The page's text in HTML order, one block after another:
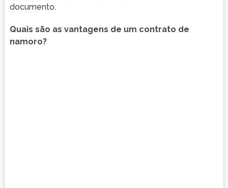
documento.
Quais são as vantagens de um contrato de
namoro?